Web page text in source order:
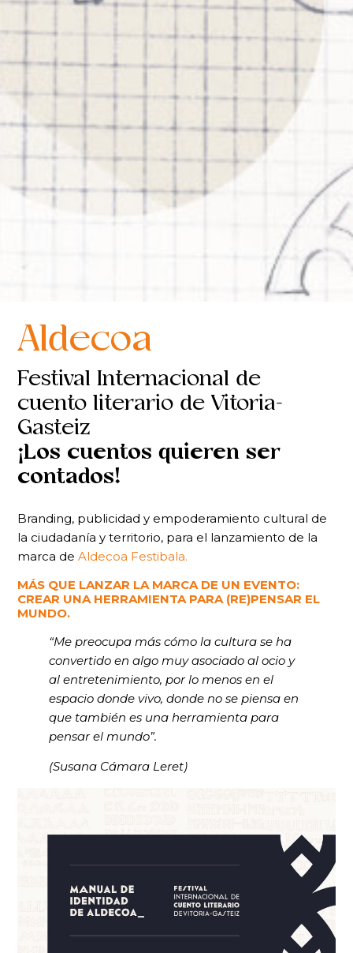
Aldecoa
Festival Internacional de
cuento literario de Vitoria-
Gasteiz
¡Los cuentos quieren ser
contados!
Branding, publicidad y empoderamiento cultural de
la ciudadanía y territorio, para el lanzamiento de la
marca deAldecoa Festibala.
MÁS QUE LANZAR LA MARCA DE UN EVENTO:
CREAR UNA HERRAMIENTA PARA (RE)PENSAR EL
MUNDO.
“Me preocupa más cómo la cultura se ha
convertido en algo muy asociado al ocio y
al entretenimiento, por lo menos en el
espacio donde vivo, donde no se piensa en
que también es una herramienta para
pensar el mundo”.
(Susana Cámara Leret)